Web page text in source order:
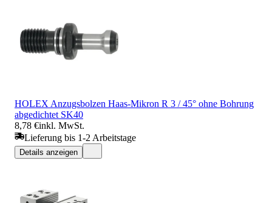
HOLEX Anzugsbolzen Haas-Mikron R 3 / 45° ohne Bohrung
abgedichtet SK40
8,78 €inkl. MwSt.
Lieferung bis 1-2 Arbeitstage
Details anzeigen